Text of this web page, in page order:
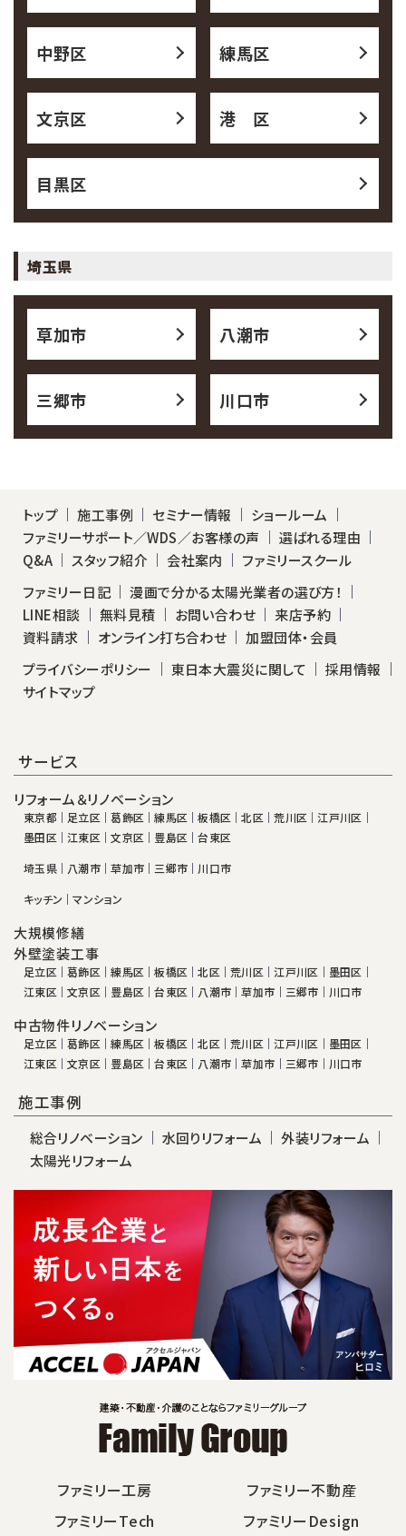
中野区 練馬区
文京区 港 区
目黒区
埼玉県
草加市 八潮市
三郷市 川口市
トップ 施工事例 セミナー情報
ショールーム
ファミリーサポート／WDS／お客様の声
選ばれる理由
Q&A
スタッフ紹介 会社案内
ファミリースクール
ファミリー日記
漫画で分かる太陽光業者の選び方！
LINE相談
無料見積 お問い合わせ
来店予約
資料請求
オンライン打ち合わせ
加盟団体・会員
プライバシーポリシー
東日本大震災に関して
採用情報
サイトマップ
サービス
リフォーム＆リノベーション
東京都 足立区 葛飾区 練馬区 板橋区 北区 荒川区
江戸川区
墨田区
江東区 文京区 豊島区
台東区
埼玉県
八潮市 草加市 三郷市
川口市
キッチン
マンション
大規模修繕
外壁塗装工事
足立区 葛飾区 練馬区 板橋区 北区 荒川区 江戸川区
墨田区
江東区
文京区 豊島区 台東区 八潮市 草加市 三郷市 川口市
中古物件リノベーション
足立区 葛飾区 練馬区 板橋区 北区 荒川区 江戸川区
墨田区
江東区
文京区 豊島区 台東区 八潮市 草加市 三郷市 川口市
施工事例
総合リノベーション 水回りリフォーム
外装リフォーム
太陽光リフォーム
ファミリー工房
ファミリー不動産
ファミリーTech
ファミリーDesign